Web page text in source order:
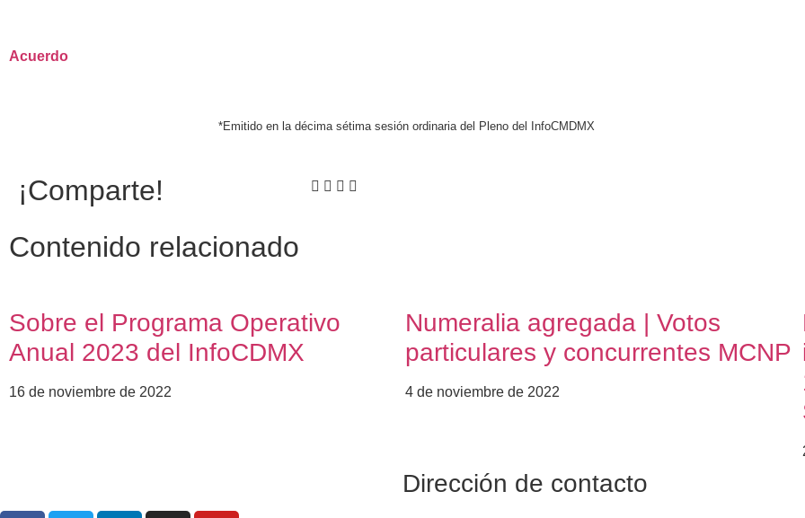
Acuerdo
*Emitido en la décima sétima sesión ordinaria del Pleno del InfoCMDMX
¡Comparte!
Contenido relacionado
Sobre el Programa Operativo
Anual 2023 del InfoCDMX
16 de noviembre de 2022
Numeralia agregada | Votos
particulares y concurrentes MCNP
4 de noviembre de 2022
Dirección de contacto